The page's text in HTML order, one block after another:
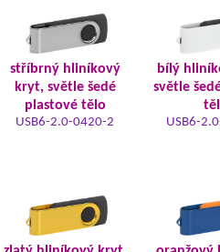
stříbrný hliníkový
kryt, světle šedé
plastové tělo
USB6-2.0-0420-2
bílý
světle
USB6-